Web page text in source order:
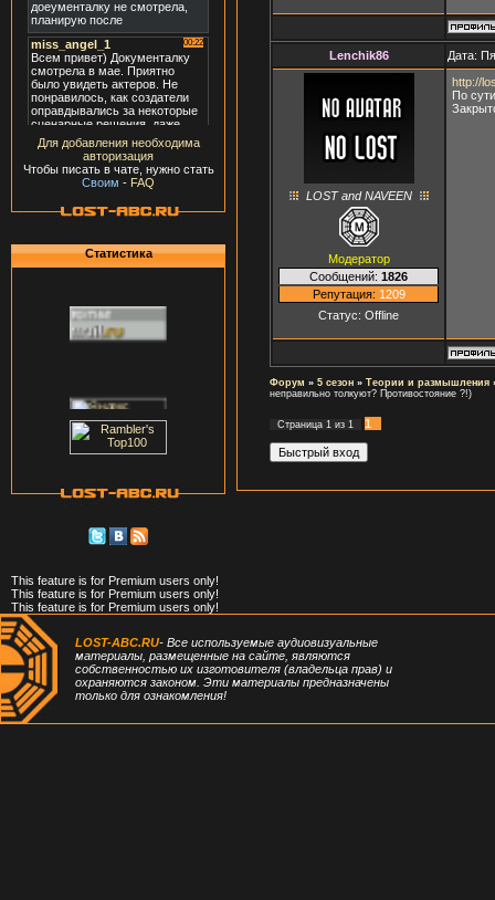
Для добавления необходима
авторизация
Чтобы писать в чате, нужно стать
Своим - FAQ
Статистика
This feature is for Premium users only!
This feature is for Premium users only!
This feature is for Premium users only!
Lenchik86 Дата:
LOST and NAVEEN
Модератор
Сообщений: 1826
Репутация: 1209
Статус: Offline
http://
По
Форум » 5 сезон » Теории и размышления
неправильно толкуют? Противостояние ?!)
Страница 1 из 1 1
LOST-ABC.RU- Все используемые аудиовизуальные
материалы, размещенные на сайте, являются
собственностью их изготовителя (владельца прав) и
охраняются законом. Эти материалы предназначены
только для ознакомления!